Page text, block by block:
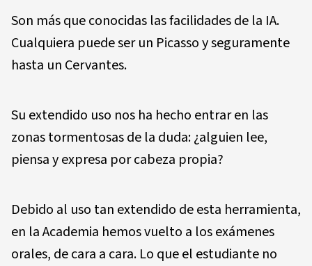
Son más que conocidas las facilidades de la IA.
Cualquiera puede ser un Picasso y seguramente
hasta un Cervantes.
Su extendido uso nos ha hecho entrar en las
zonas tormentosas de la duda: ¿alguien lee,
piensa y expresa por cabeza propia?
Debido al uso tan extendido de esta herramienta,
en la Academia hemos vuelto a los exámenes
orales, de cara a cara. Lo que el estudiante no